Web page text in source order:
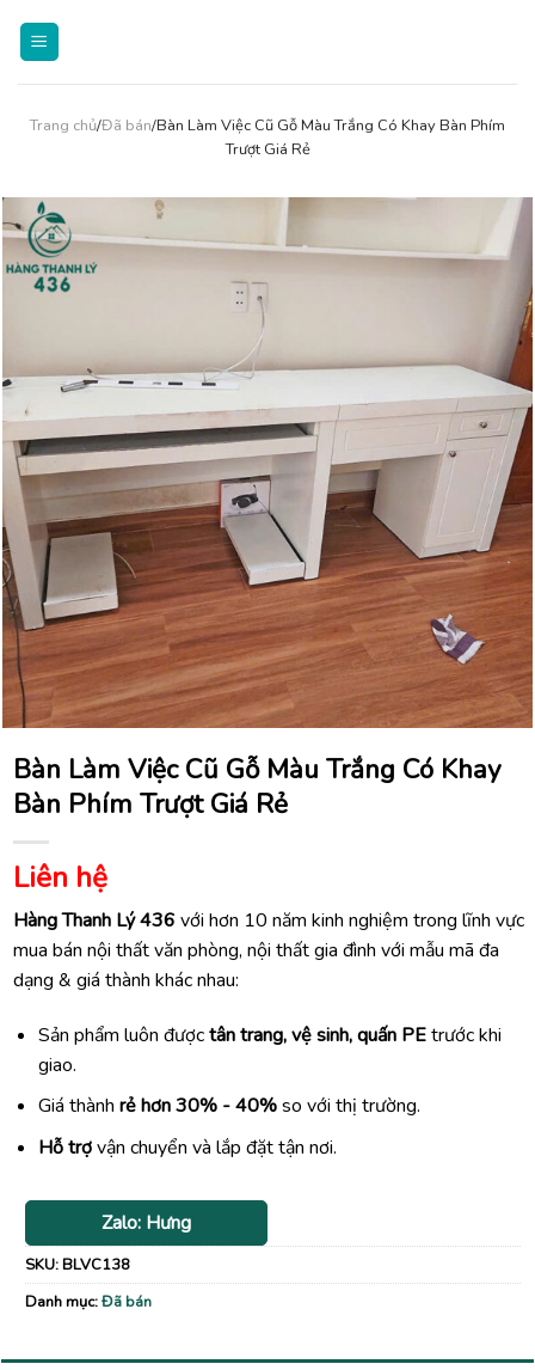
Trang chủ/Đã bán/Bàn Làm Việc Cũ Gỗ Màu Trắng Có Khay Bàn Phím
Trượt Giá Rẻ
Bàn Làm Việc Cũ Gỗ Màu Trắng Có Khay
Bàn Phím Trượt Giá Rẻ
Liên hệ
Hàng Thanh Lý 436 với hơn 10 năm kinh nghiệm trong lĩnh vực
mua bán nội thất văn phòng, nội thất gia đình với mẫu mã đa
dạng & giá thành khác nhau:
Sản phẩm luôn đượctân trang, vệ sinh, quấn PEtrước khi
giao.
Giá thành rẻ hơn 30% - 40%so với thị trường.
Hỗ trợvận chuyển và lắp đặt tận nơi.
Zalo: Hưng
SKU:BLVC138
Danh mục:Đã bán